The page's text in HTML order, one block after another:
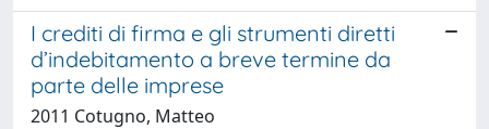
I crediti di firma e gli strumenti diretti
d’indebitamento a breve termine da
parte delle imprese
2011 Cotugno, Matteo